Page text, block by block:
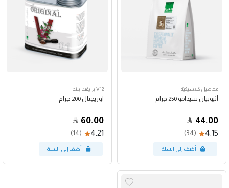
محاصيل كلاسيكية
أثيوبيان سيدامو 250 جرام
44.00
4.15
(34)
V12 برايفت بلند
اوريجنال 200 جرام
60.00
4.21
(14)